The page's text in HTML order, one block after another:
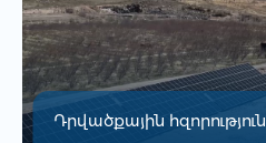
Դրվածքային հզորություն